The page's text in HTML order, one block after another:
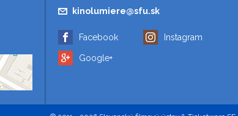
kinolumiere@sfu.sk
Facebook
Google+
Instagram